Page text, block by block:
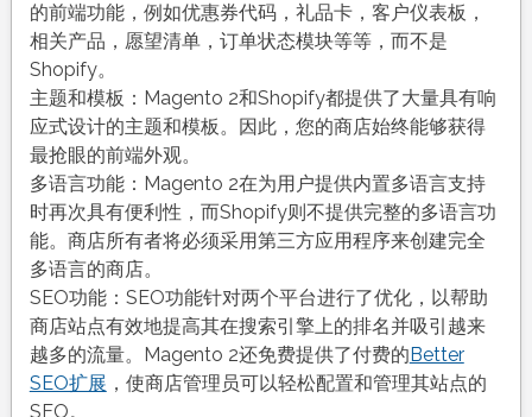
的前端功能，例如优惠券代码，礼品卡，客户仪表板，
相关产品，愿望清单，订单状态模块等等，而不是
Shopify。
主题和模板：Magento 2和Shopify都提供了大量具有响
应式设计的主题和模板。因此，您的商店始终能够获得
最抢眼的前端外观。
多语言功能：Magento 2在为用户提供内置多语言支持
时再次具有便利性，而Shopify则不提供完整的多语言功
能。商店所有者将必须采用第三方应用程序来创建完全
多语言的商店。
SEO功能：SEO功能针对两个平台进行了优化，以帮助
商店站点有效地提高其在搜索引擎上的排名并吸引越来
越多的流量。Magento 2还免费提供了付费的 Better
SEO扩展 ，使商店管理员可以轻松配置和管理其站点的
SEO。